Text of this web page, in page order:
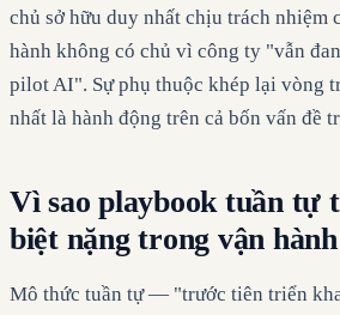
chủ sở hữu duy nhất chịu trách nhiệm
hành không có chủ vì công ty "vẫn
pilot AI". Sự phụ thuộc khép lại vòng
nhất là hành động trên cả bốn vấn đề
Vì sao playbook tuần tự
biệt nặng trong vận
Mô thức tuần tự — "trước tiên triển